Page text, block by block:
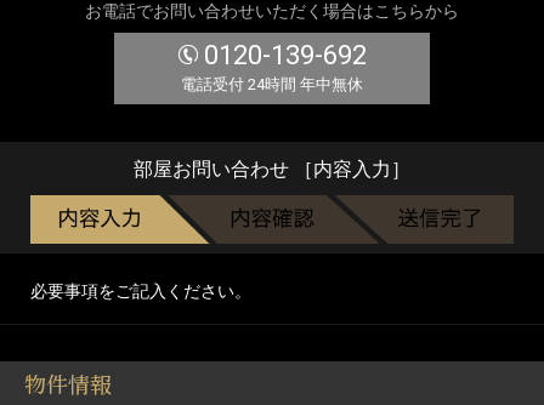
お電話でお問い合わせいただく場合はこちらから
0120-139-692
電話受付 24時間 年中無休
部屋お問い合わせ ［内容入力］
必要事項をご記入ください。
物件情報